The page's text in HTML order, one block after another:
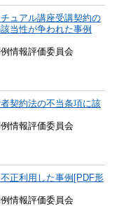
ュアル講座受講契約の
当性が争われた事例
情報評価委員会
契約法の不当条項に該
情報評価委員会
正利用した事例[PDF形
情報評価委員会